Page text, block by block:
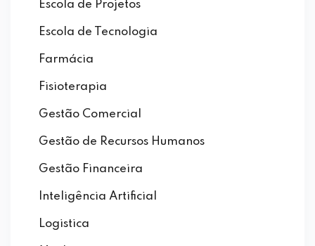
Escola de Projetos
Escola de Tecnologia
Farmácia
Fisioterapia
Gestão Comercial
Gestão de Recursos Humanos
Gestão Financeira
Inteligência Artificial
Logistica